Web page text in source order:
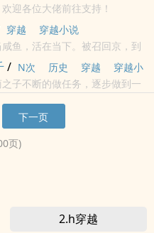
迎各位大佬前往支持！
穿越
穿越小说
鱼，活在当下。被召回京，到
有约......各种阴谋阳谋，被迫上
/ N次 历史 穿越
穿越小
子不断的做任务，逐步做到一
要是觉得《穿越
里的朋友推荐哦！
下一页
页)
2.h穿越